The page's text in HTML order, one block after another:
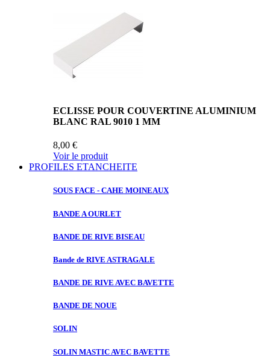
ECLISSE POUR COUVERTINE ALUMINIUM
BLANC RAL 9010 1 MM
8,00 €
Voir le produit
PROFILES ETANCHEITE
SOUS FACE - CAHE MOINEAUX
BANDE AOURLET
BANDE DE RIVE BISEAU
Bande de RIVE ASTRAGALE
BANDE DE RIVE AVEC BAVETTE
BANDE DE NOUE
SOLIN
SOLIN MASTIC AVEC BAVETTE